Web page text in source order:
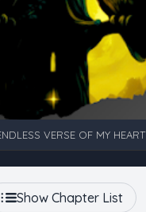
VERSE OF MY HEART
Show Chapter List